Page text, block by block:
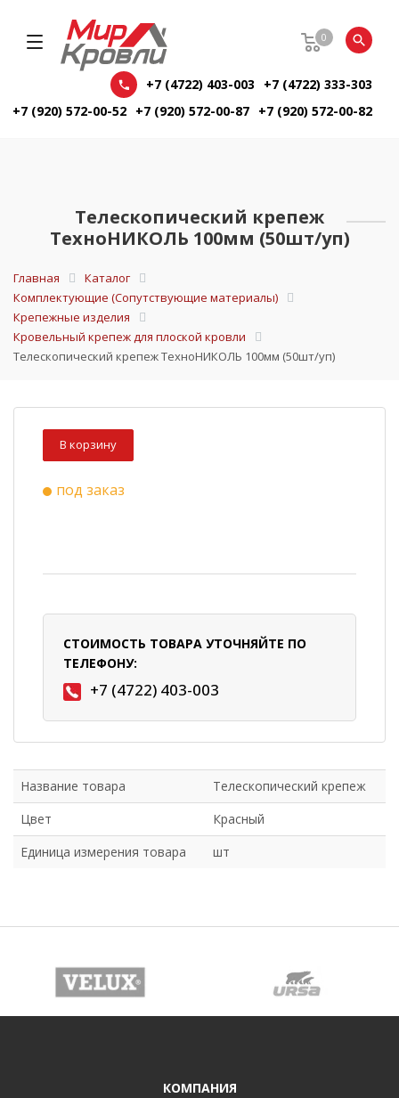
0
+7 (4722) 403-003
+7 (4722) 333-303
+7 (920) 572-00-52 +7 (920) 572-00-87 +7 (920) 572-00-82
Телескопический крепеж
ТехноНИКОЛЬ 100мм (50шт/уп)
Главная
Каталог
Комплектующие (Сопутствующие материалы)
Крепежные изделия
Кровельный крепеж для плоской кровли
Телескопический крепеж ТехноНИКОЛЬ 100мм (50шт/уп)
В корзину
под заказ
СТОИМОСТЬ ТОВАРА УТОЧНЯЙТЕ ПО
ТЕЛЕФОНУ:
+7 (4722) 403-003
Название товара
Телескопический крепеж
Цвет
Красный
Единица измерения товара
шт
КОМПАНИЯ